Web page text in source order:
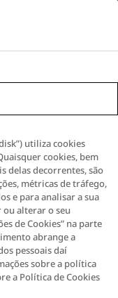
utiliza cookies
cookies, bem
delas decorrentes, são
métricas de tráfego,
e para analisar a sua
alterar o seu
de Cookies” na parte
abrange a
pessoais daí
sobre a política
a Política de Cookies